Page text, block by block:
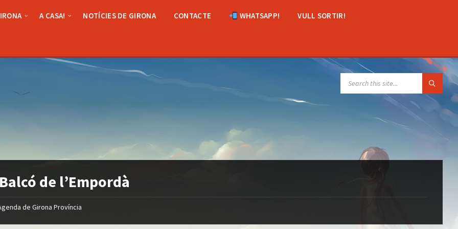
A CASA! NOTÍCIES DE GIRONA CONTACTE WHATSAPP! VULL SORTIR!
de l’Empordà
de Girona Província